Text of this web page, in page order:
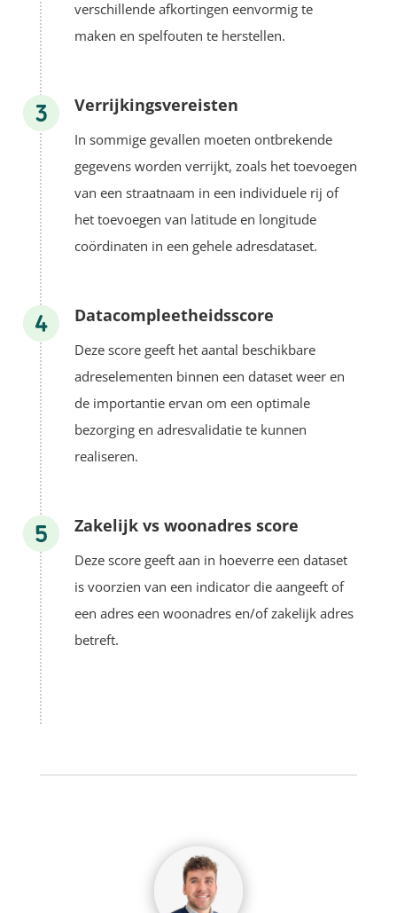
verschillende afkortingen eenvormig te
maken en spelfouten te herstellen.
Verrijkingsvereisten
In sommige gevallen moeten ontbrekende
gegevens worden verrijkt, zoals het toevoegen
van een straatnaam in een individuele rij of
het toevoegen van latitude en longitude
coördinaten in een gehele adresdataset.
Datacompleetheidsscore
Deze score geeft het aantal beschikbare
adreselementen binnen een dataset weer en
de importantie ervan om een optimale
bezorging en adresvalidatie te kunnen
realiseren.
Zakelijk vs woonadres score
Deze score geeft aan in hoeverre een dataset
is voorzien van een indicator die aangeeft of
een adres een woonadres en/of zakelijk adres
betreft.